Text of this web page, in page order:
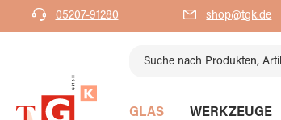
Zur Hauptnavigation springen
05207-91280 shop@tgk.de
GLAS WERKZEUGE